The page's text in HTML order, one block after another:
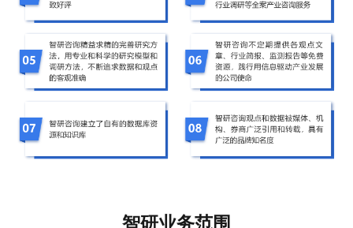
智研业务范围